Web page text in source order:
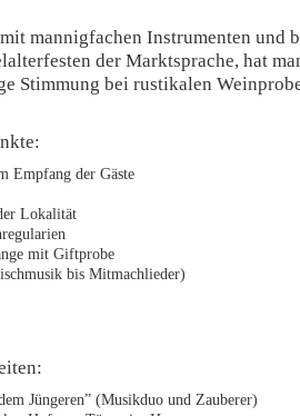
mannigfachen Instrumenten und
der Marktsprache, hat
Stimmung bei rustikalen
Empfang der Gäste
Lokalität
mit Giftprobe
bis Mitmachlieder)
Jüngeren” (Musikduo und Zauberer)